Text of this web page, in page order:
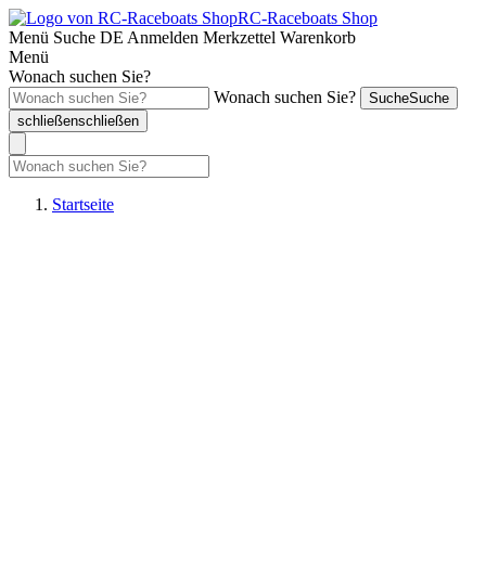
RC-Raceboats Shop
Menü Suche DE Anmelden Merkzettel Warenkorb
Menü
Wonach suchen Sie?
Wonach suchen Sie?
SucheSuche
schließenschließen
Startseite